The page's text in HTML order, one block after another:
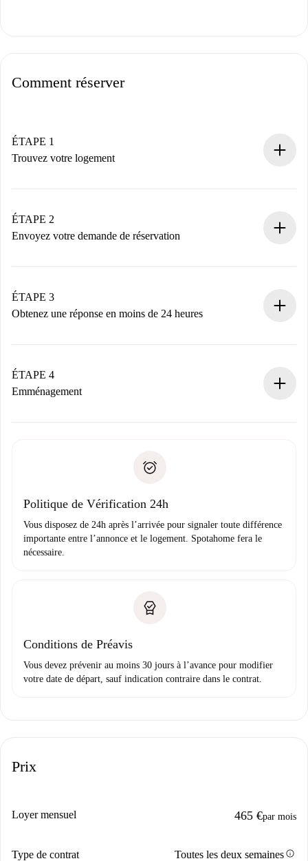
Comment réserver
ÉTAPE 1
Trouvez votre logement
Vous disposez à l’avance de toutes les informations
nécessaires.
ÉTAPE 2
Envoyez votre demande de réservation
Nous ne vous facturerons rien tant que le propriétaire
n’aura pas accepté.
ÉTAPE 3
Obtenez une réponse en moins de 24 heures
contact avec le propriétaire.
Si refusé : aucun prélèvement et nous vous proposerons
Justificatif de solvabilité
ÉTAPE 4
Emménagement
uniquement si aucun problème n'est signalé.
Politique de Vérification 24h
Vous disposez de 24h après l’arrivée pour signaler toute différence
importante entre l’annonce et le logement. Spotahome fera le
nécessaire.
Conditions de Préavis
Vous devez prévenir au moins 30 jours à l’avance pour modifier
votre date de départ, sauf indication contraire dans le contrat.
Prix
Loyer mensuel 465 €par mois
Type de contrat Toutes les deux semainesinfo